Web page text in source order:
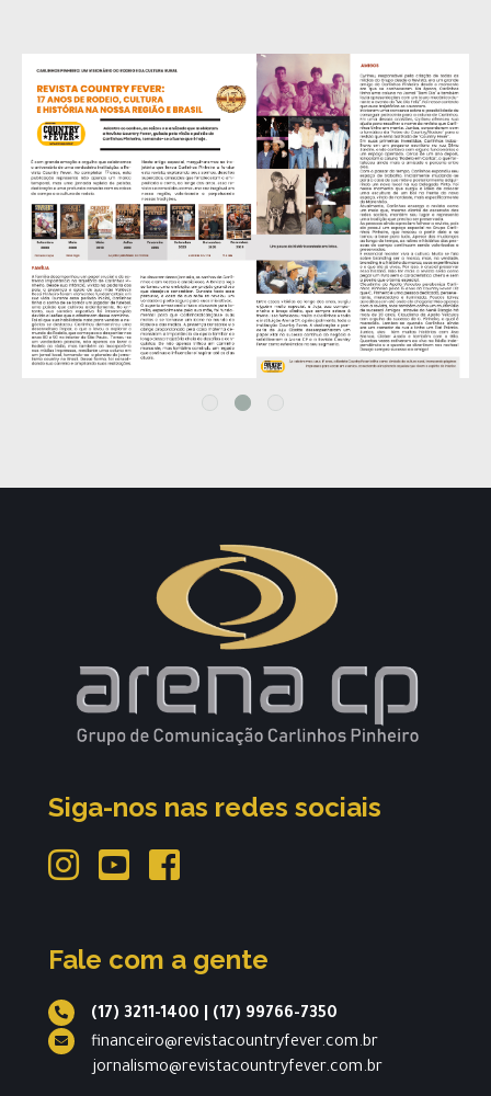
Siga-nos nas redes sociais
Fale com a gente
(17) 3211-1400
(17) 99766-7350
financeiro@revistacountryfever.com.br
jornalismo@revistacountryfever.com.br